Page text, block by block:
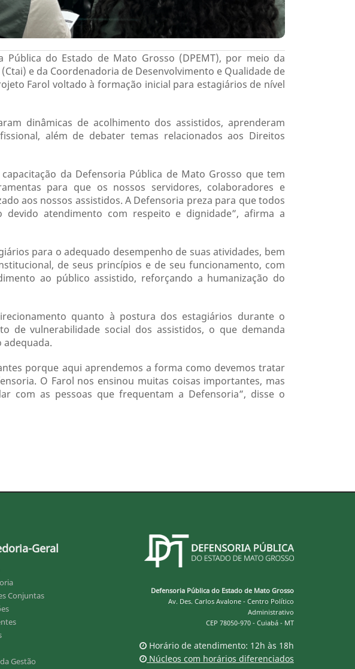
Pública do Estado de Mato Grosso (DPEMT), por meio da
e da Coordenadoria de Desenvolvimento e Qualidade de
Farol voltado à formação inicial para estagiários de nível
dinâmicas de acolhimento dos assistidos, aprenderam
além de debater temas relacionados aos Direitos
da Defensoria Pública de Mato Grosso que tem
para que os nossos servidores, colaboradores e
aos nossos assistidos. A Defensoria preza para que todos
atendimento com respeito e dignidade”, afirma a
para o adequado desempenho de suas atividades, bem
de seus princípios e de seu funcionamento, com
ao público assistido, reforçando a humanização do
quanto à postura dos estagiários durante o
de vulnerabilidade social dos assistidos, o que demanda
porque aqui aprendemos a forma como devemos tratar
O Farol nos ensinou muitas coisas importantes, mas
com as pessoas que frequentam a Defensoria”, disse o
Geral
Conjuntas
Gestão
Defensoria Pública do Estado de Mato Grosso
Av. Des. Carlos Avalone - Centro Político
Administrativo
CEP 78050-970 - Cuiabá - MT
Horário de atendimento: 12h às 18h
Núcleos com horários diferenciados